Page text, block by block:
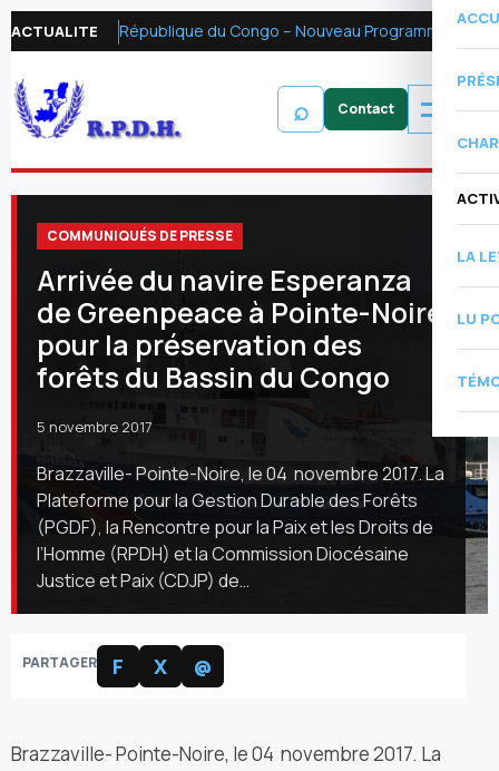
ACTUALITE République du Congo – Nouveau Programme FMI 2026 : Réformer la fiscalité pétrolière pour mobiliser les ressources financières et renforcer la redevabilité
⌕
LA
LU
COMMUNIQUÉS DE PRESSE
Arrivée du navire Esperanza
de Greenpeace à Pointe-Noire
pour la préservation des
forêts du Bassin du Congo
5 novembre 2017
Brazzaville- Pointe-Noire, le 04 novembre 2017. La
Plateforme pour la Gestion Durable des Forêts
(PGDF), la Rencontre pour la Paix et les Droits de
l’Homme (RPDH) et la Commission Diocésaine
Justice et Paix (CDJP) de…
PARTAGER F X @
Brazzaville- Pointe-Noire, le 04 novembre 2017. La